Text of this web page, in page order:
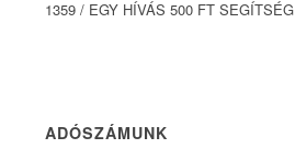
1359 / EGY HÍVÁS 500 FT SEGÍTSÉG
ADÓSZÁMUNK